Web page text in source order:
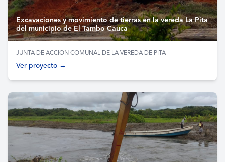
Excavaciones y movimiento de tierras en la vereda La Pita
del municipio de El Tambo Cauca
JUNTA DE ACCION COMUNAL DE LA VEREDA DE PITA
Ver proyecto →